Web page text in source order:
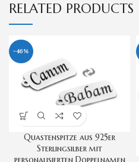
RELATED PRODUCTS
-46%
Quastenspitze aus 925er
Sterlingsilber mit
personalisierten Doppelnamen